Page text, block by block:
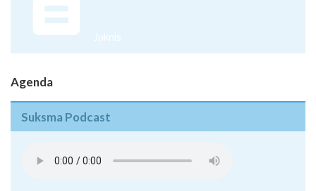
Juknis
Agenda
Suksma Podcast